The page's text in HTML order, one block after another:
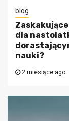
blog
dla
nauki?
2 miesiące ago